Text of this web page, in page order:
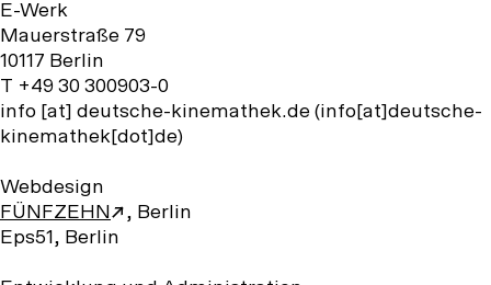
E-Werk
Mauerstraße 79
10117 Berlin
T +49 30 300903-0
info [at] deutsche-kinemathek.de (info[at]deutsche-
kinemathek[dot]de)
Webdesign
FÜNFZEHN
, Berlin
Eps51, Berlin